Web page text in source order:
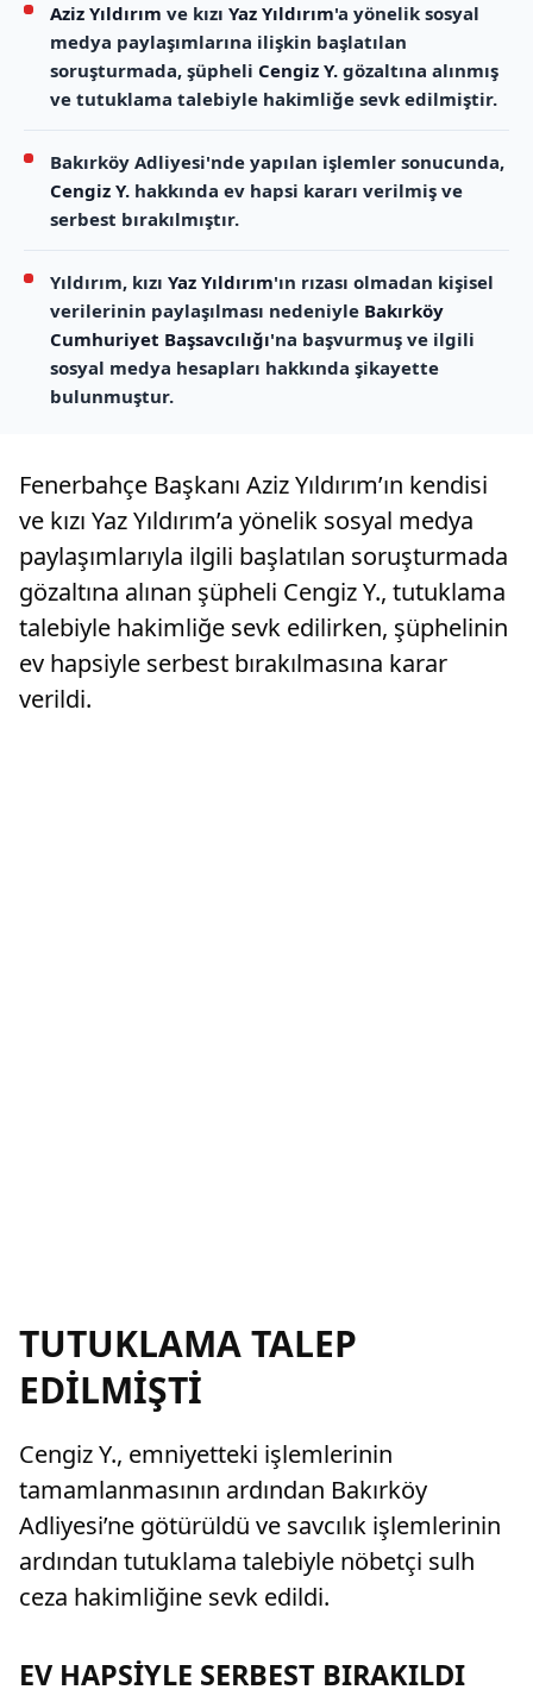
Aziz Yıldırım ve kızı Yaz Yıldırım'a yönelik sosyal
medya paylaşımlarına ilişkin başlatılan
soruşturmada, şüpheli Cengiz Y. gözaltına alınmış
ve tutuklama talebiyle hakimliğe sevk edilmiştir.
Bakırköy Adliyesi'nde yapılan işlemler sonucunda,
Cengiz Y. hakkında ev hapsi kararı verilmiş ve
serbest bırakılmıştır.
Yıldırım, kızı Yaz Yıldırım'ın rızası olmadan kişisel
verilerinin paylaşılması nedeniyle Bakırköy
Cumhuriyet Başsavcılığı'na başvurmuş ve ilgili
sosyal medya hesapları hakkında şikayette
bulunmuştur.
Fenerbahçe Başkanı Aziz Yıldırım’ın kendisi
ve kızı Yaz Yıldırım’a yönelik sosyal medya
paylaşımlarıyla ilgili başlatılan soruşturmada
gözaltına alınan şüpheli Cengiz Y., tutuklama
talebiyle hakimliğe sevk edilirken, şüphelinin
ev hapsiyle serbest bırakılmasına karar
verildi.
TUTUKLAMA TALEP
EDİLMİŞTİ
Cengiz Y., emniyetteki işlemlerinin
tamamlanmasının ardından Bakırköy
Adliyesi’ne götürüldü ve savcılık işlemlerinin
ardından tutuklama talebiyle nöbetçi sulh
ceza hakimliğine sevk edildi.
EV HAPSİYLE SERBEST BIRAKILDI